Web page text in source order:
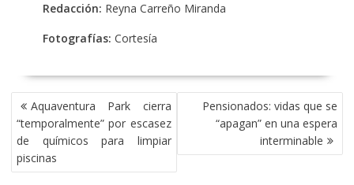
Redacción: Reyna Carreño Miranda
Fotografías: Cortesía
NAVEGACIÓN
DE
ENTRADAS
Aquaventura Park cierra
“temporalmente” por escasez
de químicos para limpiar
piscinas
Pensionados: vidas que se
“apagan” en una espera
interminable